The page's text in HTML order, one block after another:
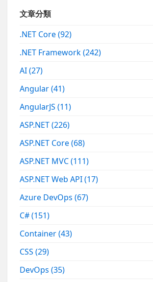
文章分類
.NET Core(92)
.NET Framework(242)
AI(27)
Angular(41)
AngularJS(11)
ASP.NET(226)
ASP.NET Core(68)
ASP.NET MVC(111)
ASP.NET Web API(17)
Azure DevOps(67)
C#(151)
Container(43)
CSS(29)
DevOps(35)